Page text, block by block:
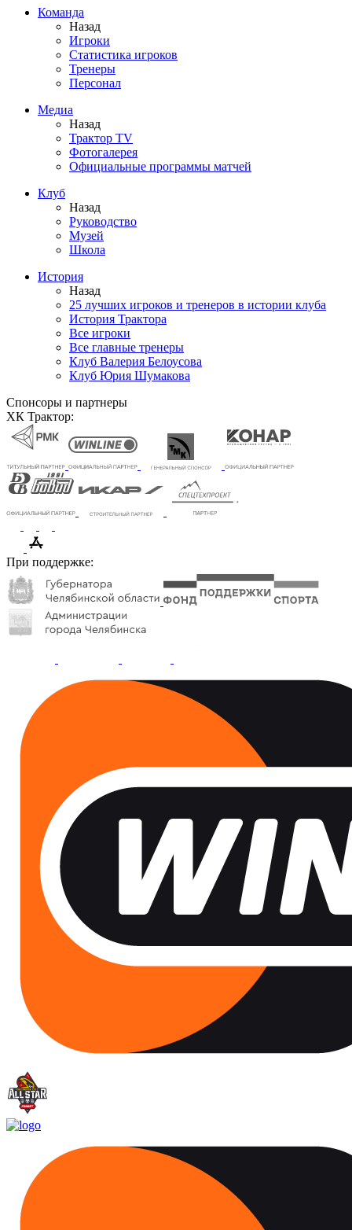
Команда
Назад
Игроки
Статистика игроков
Тренеры
Персонал
Медиа
Назад
Трактор TV
Фотогалерея
Официальные программы матчей
Клуб
Назад
Руководство
Музей
Школа
История
Назад
25 лучших игроков и тренеров в истории клуба
История Трактора
Все игроки
Все главные тренеры
Клуб Валерия Белоусова
Клуб Юрия Шумакова
Спонсоры и партнеры
ХК Трактор:
При поддержке: